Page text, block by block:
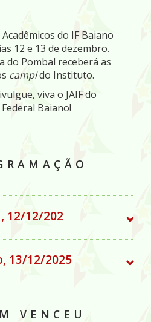
do IF Baiano
12 e 13 de dezembro.
do Pombal receberá as
campido Instituto.
viva o JAIF do
Baiano!
12/12/202
13/12/2025
VENCEU